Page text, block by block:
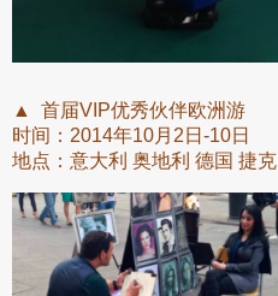
▲ 首届VIP优秀伙伴欧洲游
时间：2014年10月2日-10日
地点：意大利 奥地利 德国 捷克